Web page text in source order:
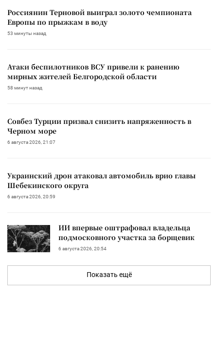
Россиянин Терновой выиграл золото чемпионата
Европы по прыжкам в воду
53 минуты назад
Атаки беспилотников ВСУ привели к ранению
мирных жителей Белгородской области
58 минут назад
Совбез Турции призвал снизить напряженность в
Черном море
6 августа 2026, 21:07
Украинский дрон атаковал автомобиль врио главы
Шебекинского округа
6 августа 2026, 20:59
ИИ впервые оштрафовал владельца
подмосковного участка за борщевик
6 августа 2026, 20:54
Показать ещё